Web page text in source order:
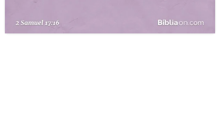
QUEM SOMOS